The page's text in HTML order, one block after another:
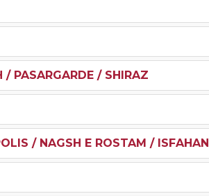
PASARGARDE / SHIRAZ
/ NAGSH E ROSTAM / ISFAHAN